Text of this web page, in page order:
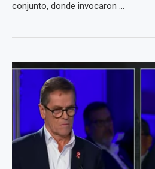
conjunto, donde invocaron ...